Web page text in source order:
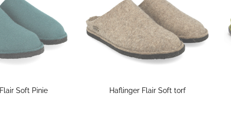
Soft Pinie Haflinger Flair Soft torf